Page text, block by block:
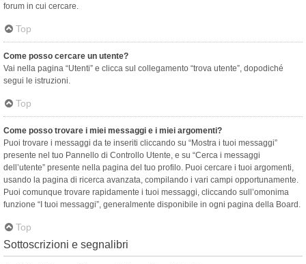
forum in cui cercare.
Top
Come posso cercare un utente?
Vai nella pagina “Utenti” e clicca sul collegamento “trova utente”, dopodiché
segui le istruzioni.
Top
Come posso trovare i miei messaggi e i miei argomenti?
Puoi trovare i messaggi da te inseriti cliccando su “Mostra i tuoi messaggi”
presente nel tuo Pannello di Controllo Utente, e su “Cerca i messaggi
dell’utente” presente nella pagina del tuo profilo. Puoi cercare i tuoi argomenti,
usando la pagina di ricerca avanzata, compilando i vari campi opportunamente.
Puoi comunque trovare rapidamente i tuoi messaggi, cliccando sull’omonima
funzione “I tuoi messaggi”, generalmente disponibile in ogni pagina della Board.
Top
Sottoscrizioni e segnalibri